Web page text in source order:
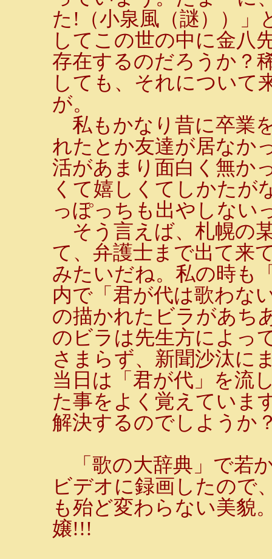
た!（小泉風（謎））」
してこの世の中に金八
存在するのだろうか？
しても、それについて
が。
私もかなり昔に卒業
れたとか友達が居なか
活があまり面白く無か
くて嬉しくてしかたが
っぽっちも出やしない
そう言えば、札幌の
て、弁護士まで出て来
みたいだね。私の時も
内で「君が代は歌わな
の描かれたビラがあち
のビラは先生方によっ
さまらず、新聞沙汰に
当日は「君が代」を流
た事をよく覚えていま
解決するのでしようか
「歌の大辞典」で若
ビデオに録画したので
も殆ど変わらない美貌
嬢!!!